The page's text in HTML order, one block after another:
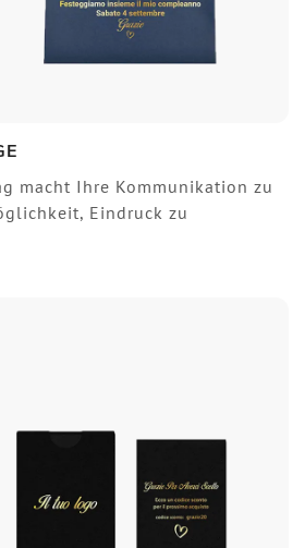
macht Ihre Kommunikation zu
Eindruck zu